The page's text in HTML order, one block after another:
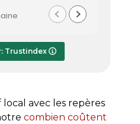
Trustindex
avec les repères
combien coûtent